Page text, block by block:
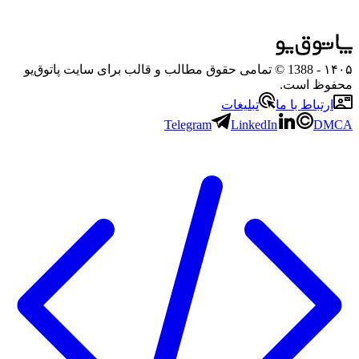
۱۴۰۵
- 1388 © تمامی حقوق مطالب و قالب برای سایت پاتوق‌یو
محفوظ است.
ارتباط با ما
تبلیغات
Telegram
LinkedIn DMCA